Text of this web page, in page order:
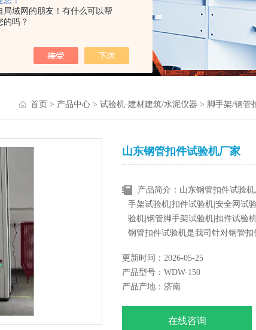
局域网的朋友！有什么可以帮
的吗？
首页 > 产品中心> 试验机-建材建筑/水泥仪器 > 脚手架/钢管
山东钢管扣件试验机厂家
产品简介：山东钢管扣件试验
手架试验机|扣件试验机|安全网试
验机|钢管脚手架试验机|扣件试验
钢管扣件试验机是我司针对钢管
抗压、抗滑移，对接扣减的抗拉、
更新时间：2026-05-25
产品型号：WDW-150
产品产地：济南
在线咨询